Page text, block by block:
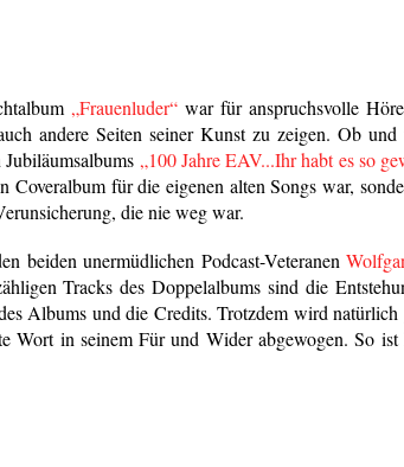
„Frauenluder“war für anspruchsvolle
andere Seiten seiner Kunst zu zeigen. Ob
„100 Jahre EAV...Ihr habt es so
für die eigenen alten Songs war,
die nie weg war.
beiden unermüdlichen Podcast-Veteranen
Tracks des Doppelalbums sind die
Albums und die Credits. Trotzdem wird
Wort in seinem Für und Wider abgewogen. So